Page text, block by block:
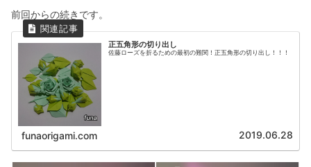
前回からの続きです。
正五角形の切り出し
佐藤ローズを折るための最初の難関！正五角形の切り出し！！！
funaorigami.com 2019.06.28